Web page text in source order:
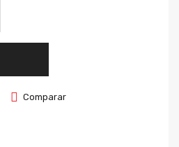
Comparar